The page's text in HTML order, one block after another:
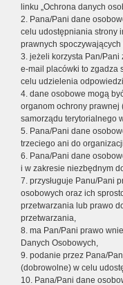
linku „Ochrona danych
2. Pana/Pani dane
celu udostępniania strony
prawnych
3. jeżeli korzysta Pan/
e-mail placówki to zgadza
celu udzielenia
4. dane osobowe mogą
organom ochrony prawnej
samorządu terytorialnego
5. Pana/Pani dane
trzeciego ani do
6. Pana/Pani dane
i w zakresie niezbędnym
7. przysługuje Panu/Pani
osobowych oraz ich
przetwarzania lub prawo
przetwarzania,
8. ma Pan/Pani prawo
Danych Osobowych,
9. podanie przez Pana/
(dobrowolne) w celu
10. Pana/Pani dane